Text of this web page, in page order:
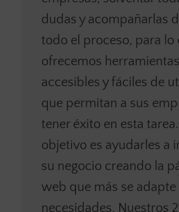
dudas y acompañarlas
todo el proceso, para lo
ofrecemos
accesibles y fáciles de
que permitan a sus
tener éxito en esta
objetivo es ayudarles a
su negocio creando la
web que más se adapte
necesidades. Nuestros